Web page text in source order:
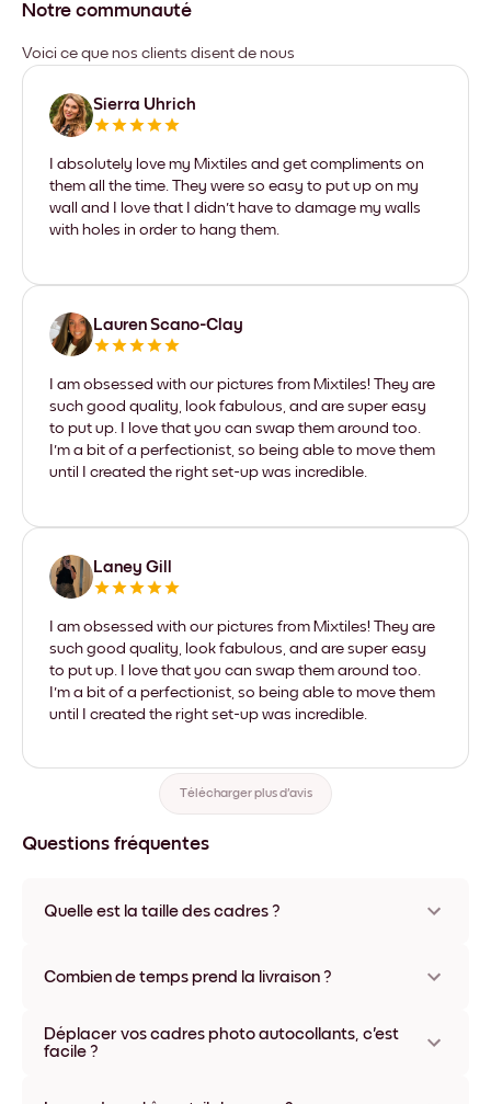
Notre communauté
Voici ce que nos clients disent de nous
Sierra Uhrich
I absolutely love my Mixtiles and get compliments on
them all the time. They were so easy to put up on my
wall and I love that I didn't have to damage my walls
with holes in order to hang them.
Lauren Scano-Clay
I am obsessed with our pictures from Mixtiles! They are
such good quality, look fabulous, and are super easy
to put up. I love that you can swap them around too.
I'm a bit of a perfectionist, so being able to move them
until I created the right set-up was incredible.
Laney Gill
I am obsessed with our pictures from Mixtiles! They are
such good quality, look fabulous, and are super easy
to put up. I love that you can swap them around too.
I'm a bit of a perfectionist, so being able to move them
until I created the right set-up was incredible.
Télécharger plus d'avis
Questions fréquentes
Quelle est la taille des cadres ?
matériaux et coloris disponibles, y compris sans cadre ou en
Combien de temps prend la livraison ?
généralement une semaine. Livraison express possible dans
certains pays. Un numéro de suivi accompagne chaque
Déplacer vos cadres photo autocollants, c'est
facile ?